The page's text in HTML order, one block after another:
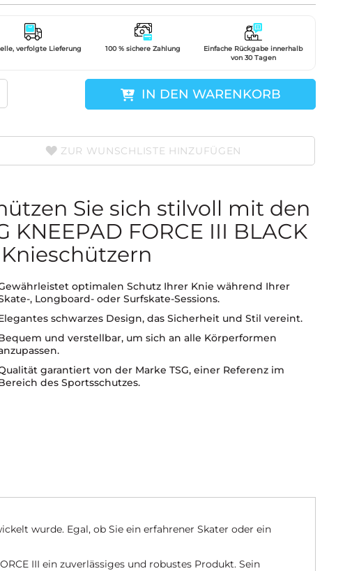
verfolgte Lieferung 100 % sichere Zahlung
Einfache Rückgabe innerhalb
von 30 Tagen
IN DEN WARENKORB
ZUR WUNSCHLISTE HINZUFÜGEN
Sie sich stilvoll mit den
KNEEPAD FORCE III BLACK
Knieschützern
optimalen Schutz Ihrer Knie während Ihrer
, Longboard- oder Surfskate-Sessions.
schwarzes Design, das Sicherheit und Stil vereint.
und verstellbar, um sich an alle Körperformen
garantiert von der Marke TSG, einer Referenz im
des Sportsschutzes.
wurde. Egal, ob Sie ein erfahrener Skater oder ein
III ein zuverlässiges und robustes Produkt. Sein